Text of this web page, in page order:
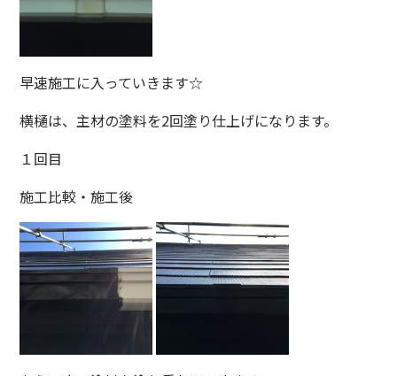
早速施工に入っていきます☆
横樋は、主材の塗料を2回塗り仕上げになります。
１回目
施工比較・施工後